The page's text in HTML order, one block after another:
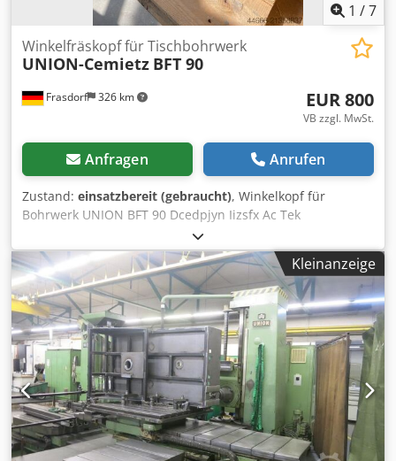
1 /7
Frasdorf 326 km
Winkelfräskopf für Tischbohrwerk
UNION-Cemietz BFT 90
EUR 800
VB zzgl. MwSt.
Anfragen Anrufen
Zustand: einsatzbereit (gebraucht), Winkelkopf für
Bohrwerk UNION BFT 90 Dcedpjyn Iizsfx Ac Tek
Werkzeugaufnahme SK 30 Stützlager für Bohrwerk Union
BFT 90
Kleinanzeige